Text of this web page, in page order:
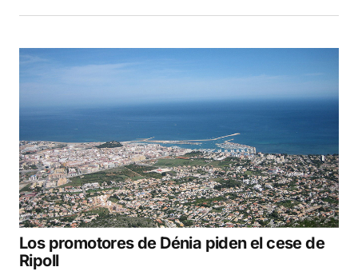
Los promotores de Dénia piden el cese de
Ripoll